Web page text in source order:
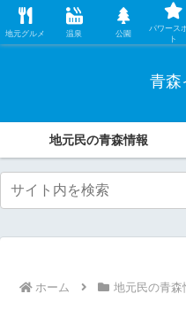
レンタカー店の中の人が、地元民
る魅力をこ
青森
地元民の青森情報
ホーム 地元民の青森
地元グルメ 温泉 公園
パワース
ト